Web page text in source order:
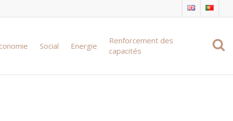
Social Energie
Renforcement des
capacités